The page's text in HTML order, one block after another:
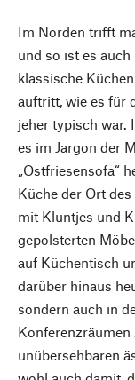
Im Norden trifft
und so ist es
klassische
auftritt, wie es für
jeher typisch war.
es im Jargon der
„Ostfriesensofa“
Küche der Ort
mit Kluntjes und
gepolsterten
auf Küchentisch
darüber hinaus
sondern auch in
unübersehbaren